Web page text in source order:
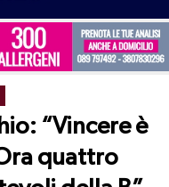
“Vincere è
quattro